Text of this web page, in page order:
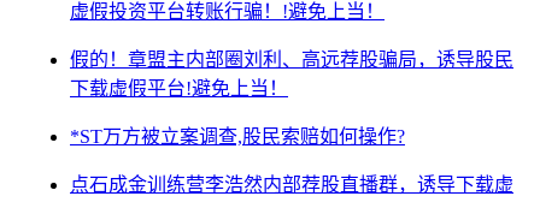
虚假投资平台转账行骗！!避免上当！
假的！章盟主内部圈刘利、高远荐股骗局，诱导股民
下载虚假平台!避免上当！
*ST万方被立案调查,股民索赔如何操作?
点石成金训练营李浩然内部荐股直播群，诱导下载虚